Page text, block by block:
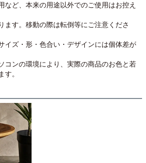
ど、本来の用途以外でのご使用はお控え
ます。移動の際は転倒等にご注意くださ
イズ・形・色合い・デザインには個体差が
コンの環境により、実際の商品のお色と若
す。